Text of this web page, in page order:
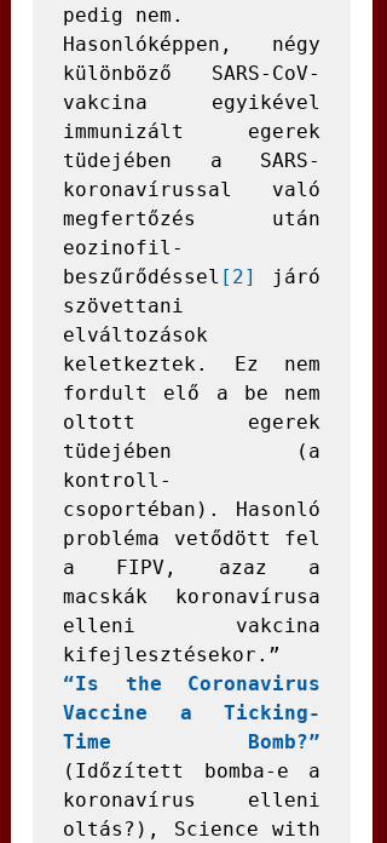
pedig nem.
Hasonlóképpen, négy
különböző SARS-CoV-
vakcina egyikével
immunizált egerek
tüdejében a SARS-
koronavírussal való
megfertőzés után
eozinofil-
beszűrődéssel [2]
járó
szövettani
elváltozások
keletkeztek. Ez nem
fordult elő a be nem
oltott egerek
tüdejében (a
kontroll-
csoportéban). Hasonló
probléma vetődött fel
a FIPV, azaz a
macskák koronavírusa
elleni vakcina
“Is the Coronavirus
Vaccine a Ticking-
Time Bomb?”
(Időzített bomba-e a
koronavírus elleni
oltás?), Science with